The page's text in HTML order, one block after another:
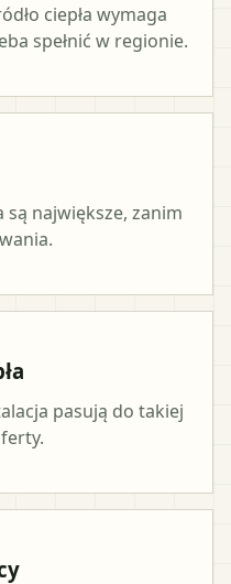
ciepła wymaga
spełnić w regionie.
są największe, zanim
pasują do takiej